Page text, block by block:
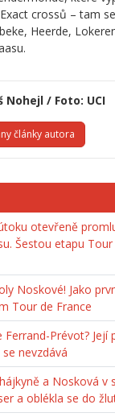
crossů – tam
Heerde,
Nohejl / Foto: UCI
články autora
otevřeně
Šestou etapu
Noskové! Jako
Tour de France
Prévot? Její
nevzdává
a Nosková v
a oblékla se do